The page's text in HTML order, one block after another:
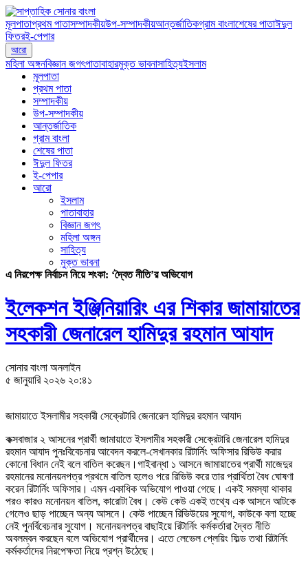
মূলপাতাপ্রথম পাতাসম্পাদকীয়উপ-সম্পাদকীয়আন্তর্জাতিকগ্রাম বাংলাশেষের পাতাঈদুল
ফিতরই-পেপার
আরো
মহিলা অঙ্গনবিজ্ঞান জগৎপাতাবাহারমুক্ত ভাবনাসাহিত্যইসলাম
মূলপাতা
প্রথম পাতা
সম্পাদকীয়
উপ-সম্পাদকীয়
আন্তর্জাতিক
গ্রাম বাংলা
শেষের পাতা
ঈদুল ফিতর
ই-পেপার
আরো
ইসলাম
পাতাবাহার
বিজ্ঞান জগৎ
মহিলা অঙ্গন
সাহিত্য
মুক্ত ভাবনা
এ নিরপেক্ষ নির্বাচন নিয়ে শংকা: ‘দ্বৈত নীতি’র অভিযোগ
ইলেকশন ইঞ্জিনিয়ারিং এর শিকার জামায়াতের
সহকারী জেনারেল হামিদুর রহমান আযাদ
সোনার বাংলা অনলাইন
৫ জানুয়ারি ২০২৬ ২০:৪১
জামায়াতে ইসলামীর সহকারী সেক্রেটারি জেনারেল হামিদুর রহমান আযাদ
কক্সবাজার ২ আসনের প্রার্থী জামায়াতে ইসলামীর সহকারী সেক্রেটারি জেনারেল হামিদুর
রহমান আযাদ পুনঃবিবেচনার আবেদন করলে-সেখানকার রিটার্নিং অফিসার রিভিউ করার
কোনো বিধান নেই বলে বাতিল করেছন।গাইবান্ধা ১ আসনে জামায়াতের প্রার্থী মাজেদুর
রহমানের মনোনয়নপত্র প্রথমে বাতিল হলেও পরে রিভিউ করে তার প্রার্থিতা বৈধ ঘোষণা
করেন রিটার্নিং অফিসার। এমন একাধিক অভিযোগ পাওয়া গেছে। একই সমস্যা থাকার
পরও কারও মনোনয়ন বাতিল, কারোটা বৈধ। কেউ কেউ একই তথ্যে এক আসনে আটকে
গেলেও ছাড় পাচ্ছেন অন্য আসনে। কেউ পাচ্ছেন রিভিউয়ের সুযোগ, কাউকে বলা হচ্ছে
নেই পুনর্বিবেচনার সুযোগ। মনোনয়নপত্র বাছাইয়ে রিটার্নিং কর্মকর্তারা দ্বৈত নীতি
অবলম্বন করছেন বলে অভিযোগ প্রার্থীদের। এতে লেভেল প্লেয়িং ফিল্ড তথা রিটার্নিং
কর্মকর্তাদের নিরপেক্ষতা নিয়ে প্রশ্ন উঠেছে।